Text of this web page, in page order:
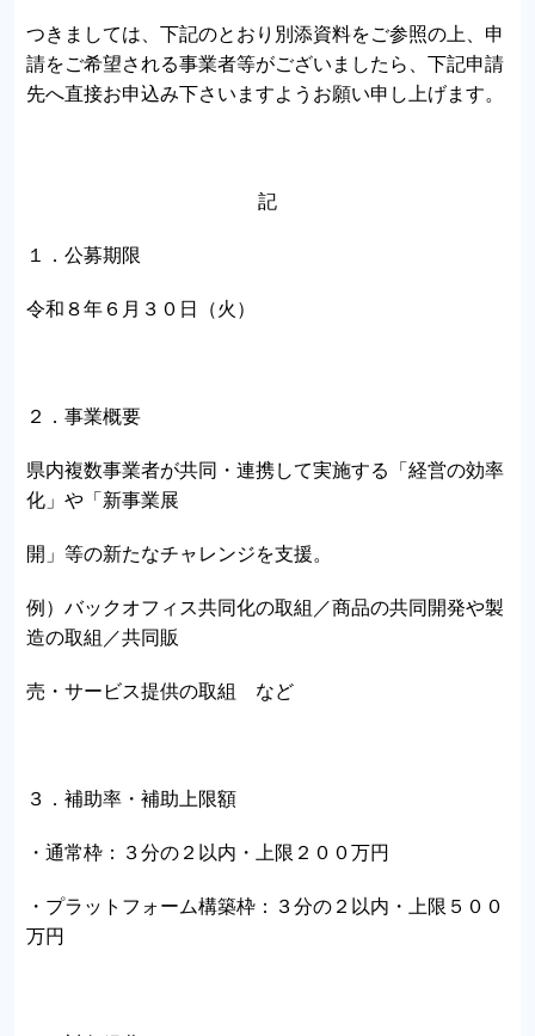
つきましては、下記のとおり別添資料をご参照の上、申
請をご希望される事業者等がございましたら、下記申請
先へ直接お申込み下さいますようお願い申し上げます。
記
１．公募期限
令和８年６月３０日（火）
２．事業概要
県内複数事業者が共同・連携して実施する「経営の効率
化」や「新事業展
開」等の新たなチャレンジを支援。
例）バックオフィス共同化の取組／商品の共同開発や製
造の取組／共同販
売・サービス提供の取組 など
３．補助率・補助上限額
・通常枠：３分の２以内・上限２００万円
・プラットフォーム構築枠：３分の２以内・上限５００
万円